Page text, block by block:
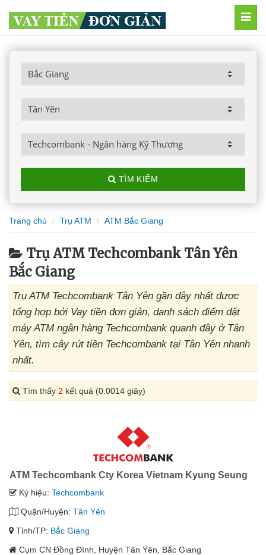
TÌM KIẾM
Trang chủ Trụ ATM ATM Bắc Giang
Trụ ATM Techcombank Tân Yên
Bắc Giang
Trụ ATM Techcombank Tân Yên gần đây nhất được
tổng hợp bởi Vay tiền đơn giản, danh sách điểm đặt
máy ATM ngân hàng Techcombank quanh đây ở Tân
Yên, tìm cây rút tiền Techcombank tại Tân Yên nhanh
nhất.
Tìm thấy 2 kết quả (0.0014 giây)
ATM Techcombank Cty Korea Vietnam Kyung Seung
Ký hiệu: Techcombank
Quận/Huyện: Tân Yên
Tỉnh/TP: Bắc Giang
Cụm CN Đồng Đình, Huyện Tân Yên, Bắc Giang